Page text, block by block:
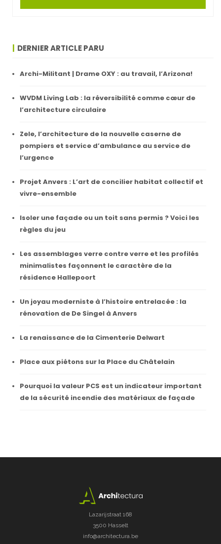
DERNIER ARTICLE PARU
Archi-Militant | Drame OXY : au travail, l’Arizona!
WVDM Living Lab : la réversibilité comme cœur de
l’architecture circulaire
Zele, l’architecture de la nouvelle caserne de
pompiers et service d’ambulance au service de
l’urgence
Projet Anvers : L’art de concilier habitat collectif et
vivre-ensemble
Isoler une façade ou un toit sans permis ? Voici les
règles du jeu
Les assemblages verre contre verre et les profilés
minimalistes façonnent le caractère de la
résidence Hallepoort
Un joyau moderniste à l’histoire entrelacée : la
rénovation de De Singel à Anvers
La renaissance de la Cimenterie Delwart
Place aux piétons sur la Place du Châtelain
Pourquoi la valeur PCS est un indicateur important
de la sécurité incendie des matériaux de façade
Lazarijstraat 168
3500 Hasselt
info@architectura.be